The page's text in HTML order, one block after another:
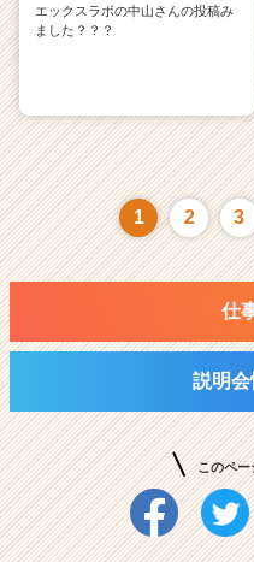
エックスラボの中山さんの投稿み
ました？？？
1 2 3
仕
説明
このペー